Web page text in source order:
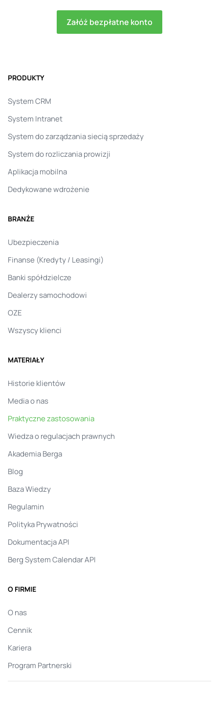
Załóż bezpłatne konto
PRODUKTY
System CRM
System Intranet
System do zarządzania siecią sprzedaży
System do rozliczania prowizji
Aplikacja mobilna
Dedykowane wdrożenie
BRANŻE
Ubezpieczenia
Finanse (Kredyty / Leasingi)
Banki spółdzielcze
Dealerzy samochodowi
OZE
Wszyscy klienci
MATERIAŁY
Historie klientów
Media o nas
Praktyczne zastosowania
Wiedza o regulacjach prawnych
Akademia Berga
Blog
Baza Wiedzy
Regulamin
Polityka Prywatności
Dokumentacja API
Berg System Calendar API
O FIRMIE
O nas
Cennik
Kariera
Program Partnerski